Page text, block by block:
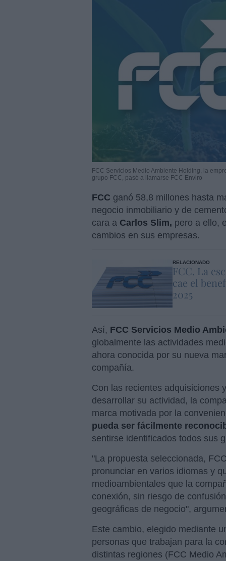
FCC Servicios Medio Ambiente Holding, la
grupo FCC, pasó a llamarse FCC Enviro
FCC ganó 58,8 millones hasta
negocio inmobiliario y de
cara a Carlos Slim, pero a ello,
cambios en sus empresas.
RELACIONADO
FCC. La
cae el
2025
Así, FCC Servicios Medio
globalmente las actividades
ahora conocida por su nueva
compañía.
Con las recientes adquisiciones
desarrollar su actividad, la
marca motivada por la
pueda ser fácilmente
sentirse identificados todos sus
"La propuesta seleccionada,
pronunciar en varios idiomas y
medioambientales que la
conexión, sin riesgo de
geográficas de negocio",
Este cambio, elegido mediante
personas que trabajan para la
distintas regiones (FCC Medio